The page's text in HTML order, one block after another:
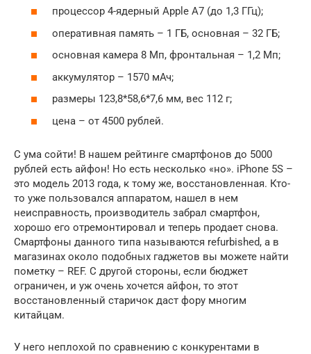
процессор 4-ядерный Apple A7 (до 1,3 ГГц);
оперативная память – 1 ГБ, основная – 32 ГБ;
основная камера 8 Мп, фронтальная – 1,2 Мп;
аккумулятор – 1570 мАч;
размеры 123,8*58,6*7,6 мм, вес 112 г;
цена – от 4500 рублей.
С ума сойти! В нашем рейтинге смартфонов до 5000
рублей есть айфон! Но есть несколько «но». iPhone 5S –
это модель 2013 года, к тому же, восстановленная. Кто-
то уже пользовался аппаратом, нашел в нем
неисправность, производитель забрал смартфон,
хорошо его отремонтировал и теперь продает снова.
Смартфоны данного типа называются refurbished, а в
магазинах около подобных гаджетов вы можете найти
пометку – REF. С другой стороны, если бюджет
ограничен, и уж очень хочется айфон, то этот
восстановленный старичок даст фору многим
китайцам.
У него неплохой по сравнению с конкурентами в